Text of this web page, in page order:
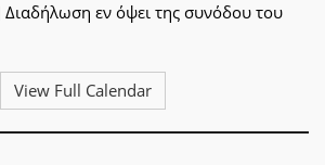
εν όψει της συνόδου του
View Full Calendar